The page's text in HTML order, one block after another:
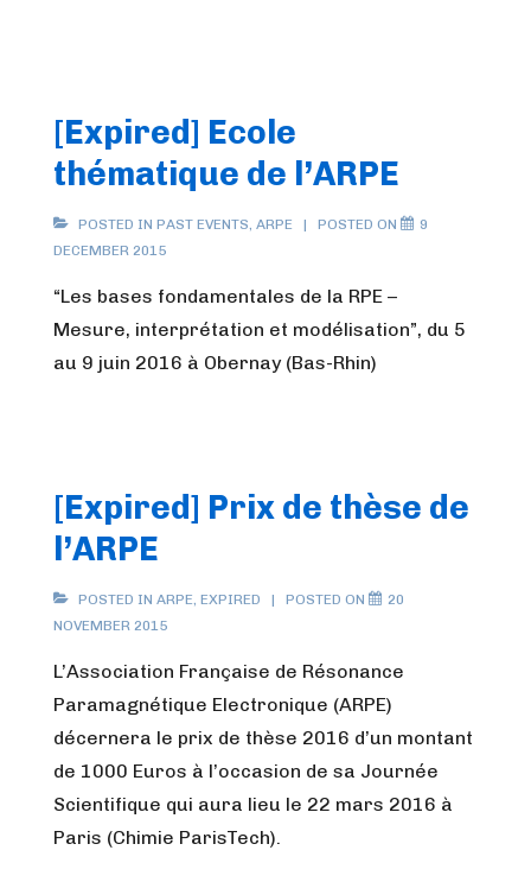
[Expired] Ecole
thématique de l’ARPE
POSTED IN PAST EVENTS, ARPE POSTED ON
9
DECEMBER 2015
“Les bases fondamentales de la RPE –
Mesure, interprétation et modélisation”, du 5
au 9 juin 2016 à Obernay (Bas-Rhin)
[Expired] Prix de thèse de
l’ARPE
POSTED IN ARPE, EXPIRED POSTED ON
20
NOVEMBER 2015
L’Association Française de Résonance
Paramagnétique Electronique (ARPE)
décernera le prix de thèse 2016 d’un montant
de 1000 Euros à l’occasion de sa Journée
Scientifique qui aura lieu le 22 mars 2016 à
Paris (Chimie ParisTech).